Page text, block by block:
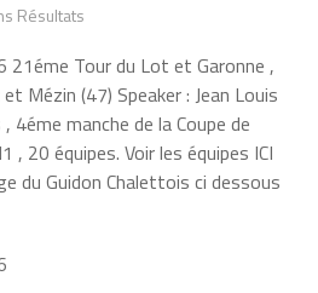
Résultats
21éme Tour du Lot et Garonne ,
Mézin (47) Speaker : Jean Louis
4éme manche de la Coupe de
, 20 équipes. Voir les équipes ICI
du Guidon Chalettois ci dessous